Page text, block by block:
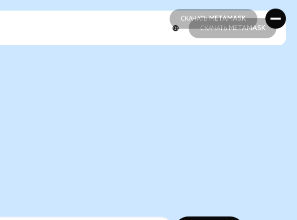
СКАЧАТЬ METAMASK
СКАЧАТЬ METAMASK
СКАЧАТЬ METAMASK